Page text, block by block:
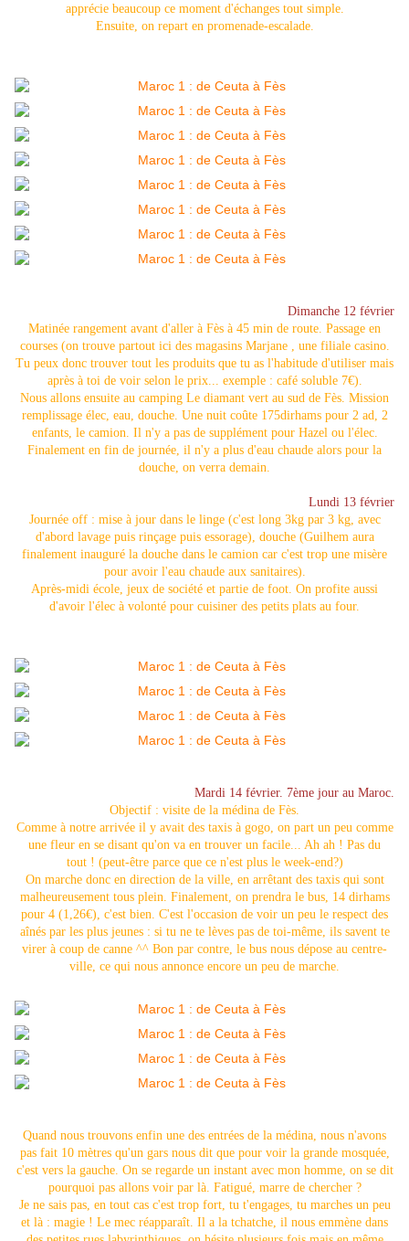
apprécie beaucoup ce moment d'échanges tout simple.
Ensuite, on repart en promenade-escalade.
Dimanche 12 février
Matinée rangement avant d'aller à Fès à 45 min de route. Passage en
courses (on trouve partout ici des magasins Marjane , une filiale casino.
Tu peux donc trouver tout les produits que tu as l'habitude d'utiliser mais
après à toi de voir selon le prix... exemple : café soluble 7€).
Nous allons ensuite au camping Le diamant vert au sud de Fès. Mission
remplissage élec, eau, douche. Une nuit coûte 175dirhams pour 2 ad, 2
enfants, le camion. Il n'y a pas de supplément pour Hazel ou l'élec.
Finalement en fin de journée, il n'y a plus d'eau chaude alors pour la
douche, on verra demain.
Lundi 13 février
Journée off : mise à jour dans le linge (c'est long 3kg par 3 kg, avec
d'abord lavage puis rinçage puis essorage), douche (Guilhem aura
finalement inauguré la douche dans le camion car c'est trop une misère
pour avoir l'eau chaude aux sanitaires).
Après-midi école, jeux de société et partie de foot. On profite aussi
d'avoir l'élec à volonté pour cuisiner des petits plats au four.
Mardi 14 février. 7ème jour au Maroc.
Objectif : visite de la médina de Fès.
Comme à notre arrivée il y avait des taxis à gogo, on part un peu comme
une fleur en se disant qu'on va en trouver un facile... Ah ah ! Pas du
tout ! (peut-être parce que ce n'est plus le week-end?)
On marche donc en direction de la ville, en arrêtant des taxis qui sont
malheureusement tous plein. Finalement, on prendra le bus, 14 dirhams
pour 4 (1,26€), c'est bien. C'est l'occasion de voir un peu le respect des
aînés par les plus jeunes : si tu ne te lèves pas de toi-même, ils savent te
virer à coup de canne ^^ Bon par contre, le bus nous dépose au centre-
ville, ce qui nous annonce encore un peu de marche.
Quand nous trouvons enfin une des entrées de la médina, nous n'avons
pas fait 10 mètres qu'un gars nous dit que pour voir la grande mosquée,
c'est vers la gauche. On se regarde un instant avec mon homme, on se dit
pourquoi pas allons voir par là. Fatigué, marre de chercher ?
Je ne sais pas, en tout cas c'est trop fort, tu t'engages, tu marches un peu
et là : magie ! Le mec réapparaît. Il a la tchatche, il nous emmène dans